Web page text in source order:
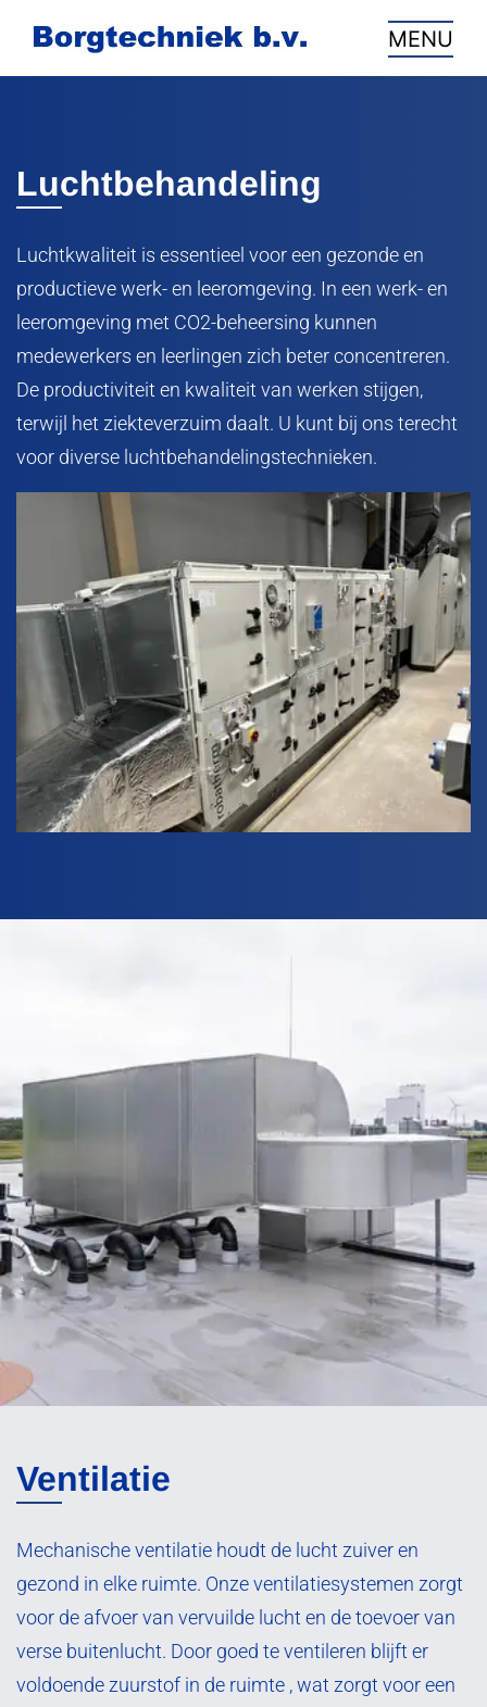
MENU
Luchtbehandeling
Luchtkwaliteit is essentieel voor een gezonde en
productieve werk- en leeromgeving. In een werk- en
leeromgeving met CO2-beheersing kunnen
medewerkers en leerlingen zich beter concentreren.
De productiviteit en kwaliteit van werken stijgen,
terwijl het ziekteverzuim daalt. U kunt bij ons terecht
voor diverse luchtbehandelingstechnieken.
Ventilatie
Mechanische ventilatie houdt de lucht zuiver en
gezond in elke ruimte. Onze ventilatiesystemen zorgt
voor de afvoer van vervuilde lucht en de toevoer van
verse buitenlucht. Door goed te ventileren blijft er
voldoende zuurstof in de ruimte , wat zorgt voor een